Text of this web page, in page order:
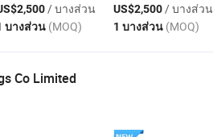
/ บางส่วน
บางส่วน (MOQ)
US$2,500/ บางส่วน
1 บางส่วน (MOQ)
Co Limited